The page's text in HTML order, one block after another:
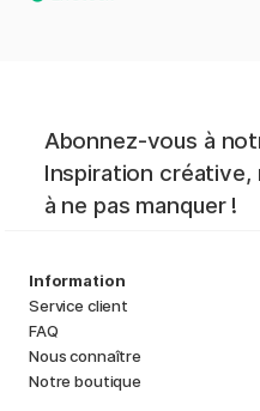
Abonnez-vous à
Inspiration
à ne pas manquer !
Information
Service client
FAQ
Nous connaître
Notre boutique